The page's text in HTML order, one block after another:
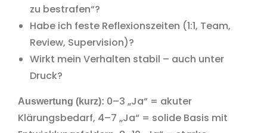
zu bestrafen“?
Habe ich feste Reflexionszeiten (1:1, Team,
Review, Supervision)?
Wirkt mein Verhalten stabil – auch unter
Druck?
Auswertung (kurz): 0–3 „Ja“ = akuter
Klärungsbedarf, 4–7 „Ja“ = solide Basis mit